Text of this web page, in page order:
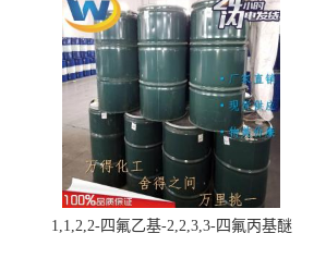
1,1,2,2-四氟乙基-2,2,3,3-四氟丙基醚